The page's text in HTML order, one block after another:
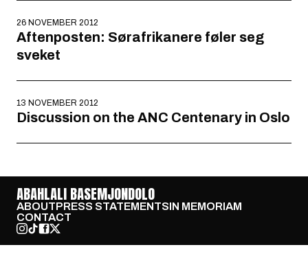
26 NOVEMBER 2012
Aftenposten: Sørafrikanere føler seg
sveket
13 NOVEMBER 2012
Discussion on the ANC Centenary in Oslo
ABAHLALI BASEMJONDOLO
ABOUTPRESS STATEMENTSIN MEMORIAM
CONTACT